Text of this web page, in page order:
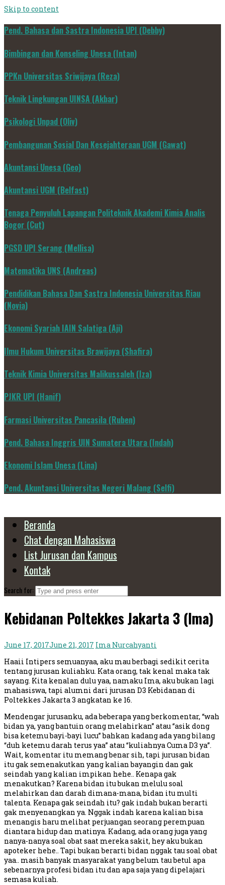
Skip to content
Pend. Bahasa dan Sastra Indonesia UPI (Debby)
Bimbingan dan Konseling Unesa (Intan)
PPKn Universitas Sriwijaya (Reza)
Teknik Lingkungan UINSA (Akbar)
Psikologi Unpad (Oliv)
Pembangunan Sosial Dan Kesejahteraan UGM (Gawat)
Akuntansi Unesa (Geo)
Akuntansi UGM (Belfast)
Tenaga Penyuluh Lapangan Politeknik Akademi Kimia Analis
Bogor (Cut)
PGSD UPI Serang (Mellisa)
Matematika UNS (Andreas)
Pendidikan Bahasa Dan Sastra Indonesia Universitas Riau
(Novia)
Ekonomi Syariah IAIN Salatiga (Aji)
Ilmu Hukum Universitas Brawijaya (Shafira)
Teknik Kimia Universitas Malikussaleh (Iza)
PJKR UPI (Hanif)
Farmasi Universitas Pancasila (Ruben)
Pend. Bahasa Inggris UIN Sumatera Utara (Indah)
Ekonomi Islam Unesa (Lina)
Pend. Akuntansi Universitas Negeri Malang (Selfi)
Beranda
Chat dengan Mahasiswa
List Jurusan dan Kampus
Kontak
Search for:
Kebidanan Poltekkes Jakarta 3 (Ima)
June 17, 2017June 21, 2017 Ima Nurcahyanti
Haaii Intipers semuanyaa, aku mau berbagi sedikit cerita
tentang jurusan kuliahku. Kata orang, tak kenal maka tak
sayang. Kita kenalan dulu yaa, namaku Ima, aku bukan lagi
mahasiswa, tapi alumni dari jurusan D3 Kebidanan di
Poltekkes Jakarta 3 angkatan ke 16.
Mendengar jurusanku, ada beberapa yang berkomentar, “wah
bidan ya, yang bantuin orang melahirkan” atau “asik dong
bisa ketemu bayi-bayi lucu” bahkan kadang ada yang bilang
“duh ketemu darah terus yaa” atau “kuliahnya Cuma D3 ya”.
Wait, komentar itu memang benar sih, tapi jurusan bidan
itu gak semenakutkan yang kalian bayangin dan gak
seindah yang kalian impikan hehe.. Kenapa gak
menakutkan? Karena bidan itu bukan melulu soal
melahirkan dan darah dimana-mana, bidan itu multi
talenta. Kenapa gak seindah itu? gak indah bukan berarti
gak menyenangkan ya. Nggak indah karena kalian bisa
menangis haru melihat perjuangan seorang perempuan
diantara hidup dan matinya. Kadang, ada orang juga yang
nanya-nanya soal obat saat mereka sakit, hey aku bukan
apoteker hehe.. Tapi bukan berarti bidan nggak tau soal obat
yaa.. masih banyak masyarakat yang belum tau betul apa
sebenarnya profesi bidan itu dan apa saja yang dipelajari
semasa kuliah.